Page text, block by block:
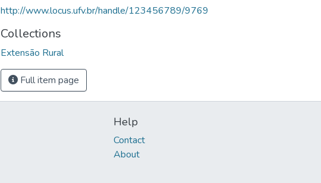
http://www.locus.ufv.br/handle/123456789/9769
Collections
Extensão Rural
Full item page
Help
Contact
About